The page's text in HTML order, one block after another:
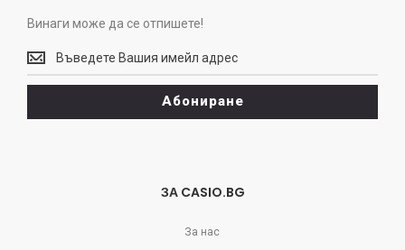
Винаги може да се отпишете!
Винаги
може
да
отпишете!
Абониране
ЗА CASIO.BG
За нас